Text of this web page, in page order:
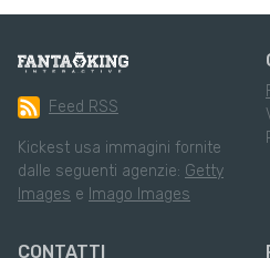
Feed RSS
Kickest usa immagini fornite
dalle seguenti agenzie: Getty
Images e Imago Images
CONTATTI